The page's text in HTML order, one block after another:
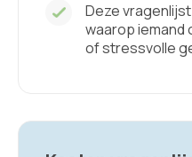
Deze
waarop iemand
of stressvolle